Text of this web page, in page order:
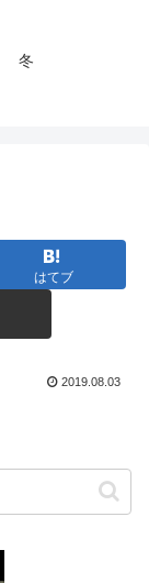
冬
はてブ
2019.08.03